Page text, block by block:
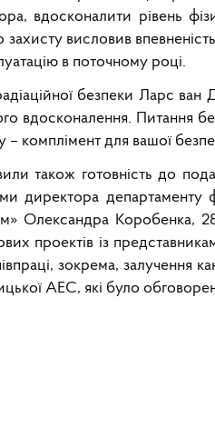
вдосконалити рівень
висловив
в поточному році.
безпеки Ларс ван
вдосконалення. Питання
– комплімент для вашої
також готовність до
директора департаменту
Олександра Коробенка, 28
проектів із
зокрема, залучення
АЕС, які було
проводиться інспекція МАГАТЕ
НАН України проводиться